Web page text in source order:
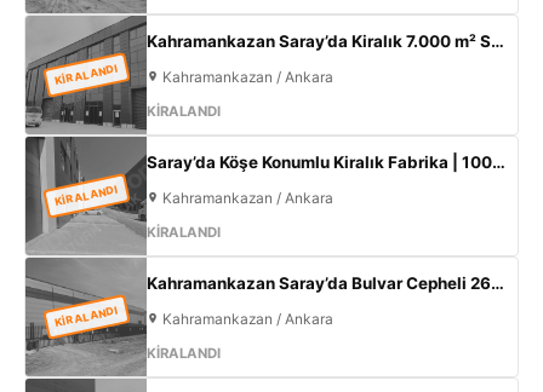
KİRALANDI
Kahramankazan Saray’da Kiralık 7.000 m² Sıfır Fabrika | 2.000 m² Açık Alan | 300 KW
Kahramankazan / Ankara
KİRALANDI
KİRALANDI
Saray’da Köşe Konumlu Kiralık Fabrika | 1000 m² Kapalı Alan | 3 Kat Ofis | 100 kW
Kahramankazan / Ankara
KİRALANDI
KİRALANDI
Kahramankazan Saray’da Bulvar Cepheli 2600 m² Kiralık Fabrika | 400 KW Enerji | Ofisli Üretim Tesisi
Kahramankazan / Ankara
KİRALANDI